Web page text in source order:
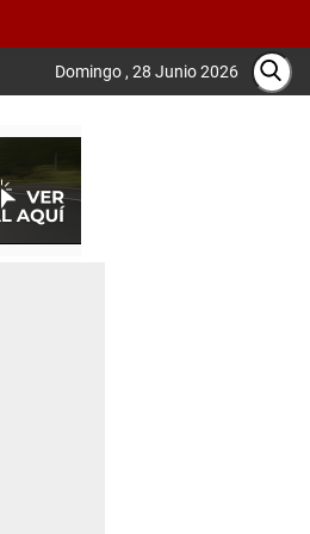
Domingo , 28 Junio 2026